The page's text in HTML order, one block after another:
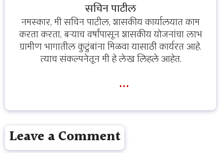
सचिन पाटील
नमस्कार, मी सचिन पाटील, शासकीय कार्यालयात काम
करता करता, बऱ्याच वर्षांपासून शासकीय योजनांचा लाभ
ग्रामीण भागातील कुटुंबांना मिळवा यासाठी कार्यरत आहे.
त्याच संकल्पनेतून मी हे लेख लिहले आहेत.
...
Leave a Comment